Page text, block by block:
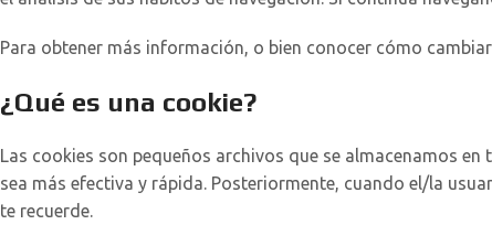
Para obtener más información, o bien conocer cómo
¿Qué es una cookie?
Las cookies son pequeños archivos que se almacenamos
sea más efectiva y rápida. Posteriormente, cuando el/la
te recuerde.